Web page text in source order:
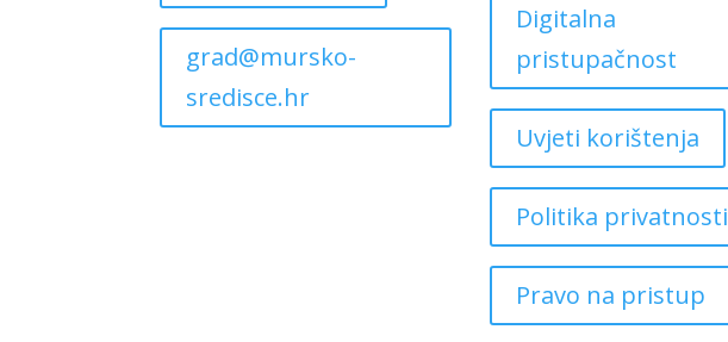
grad@mursko-
sredisce.hr
Digitalna
pristupačnost
Uvjeti korištenja
Politika privatnosti
Pravo na pristup